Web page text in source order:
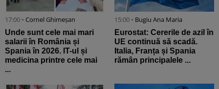
17:00 • Cornel Ghimeșan
Unde sunt cele mai mari
salarii în România și
Spania în 2026. IT-ul și
medicina printre cele mai
...
15:00 • Bugiu ⁠Ana Maria
Eurostat: Cererile de azil în
UE continuă să scadă.
Italia, Franța și Spania
rămân principalele ...